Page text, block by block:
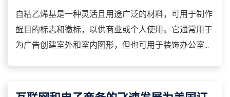
自粘乙烯基是一种灵活且用途广泛的材料，可用于制作
醒目的标志和徽标，以供商业或个人使用。它通常用于
为广告创建室外和室内图形，但也可用于装饰办公室或
线并具有哑光磨砂外观的材料。